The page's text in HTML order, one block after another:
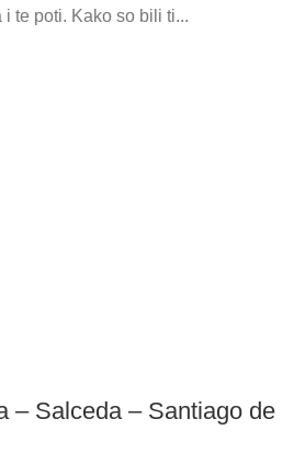
i te poti. Kako so bili ti...
– Salceda – Santiago de